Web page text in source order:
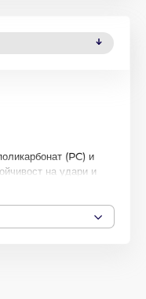
(PC) и
на удари и
магнитен пръстен
закрепване на
теглото на